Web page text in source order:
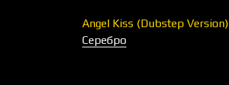
Angel Kiss (Dubstep Version)
Серебро